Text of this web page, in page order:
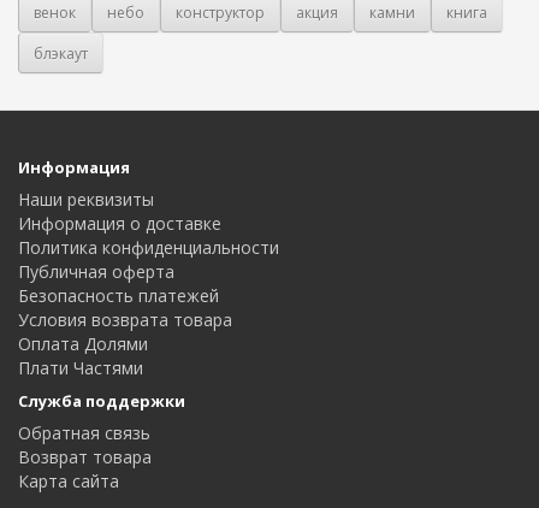
венок
небо конструктор акция камни
книга
блэкаут
Информация
Наши реквизиты
Информация о доставке
Политика конфиденциальности
Публичная оферта
Безопасность платежей
Условия возврата товара
Оплата Долями
Плати Частями
Служба поддержки
Обратная связь
Возврат товара
Карта сайта